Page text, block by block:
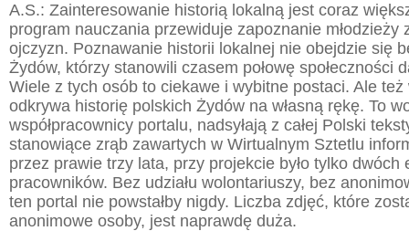
A.S.: Zainteresowanie historią lokalną jest coraz
program nauczania przewiduje zapoznanie młodzieży
ojczyzn. Poznawanie historii lokalnej nie obejdzie się
Żydów, którzy stanowili czasem połowę społeczności
Wiele z tych osób to ciekawe i wybitne postaci. Ale
odkrywa historię polskich Żydów na własną rękę. To
współpracownicy portalu, nadsyłają z całej Polski
stanowiące zrąb zawartych w Wirtualnym Sztetlu
przez prawie trzy lata, przy projekcie było tylko dwóch
pracowników. Bez udziału wolontariuszy, bez
ten portal nie powstałby nigdy. Liczba zdjęć, które
anonimowe osoby, jest naprawdę duża.